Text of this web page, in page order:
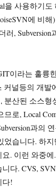
을 사용하기도
에 비
러, Subversion
이라는 훌륭
커널등의 개발
분산된 소스형
로, Local
과의
었습니다. 하
. 이런 와중에
다. CVS,
다!